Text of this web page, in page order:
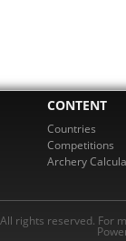
CONTENT
Countries
Competitions
Archery
rights reserved. For